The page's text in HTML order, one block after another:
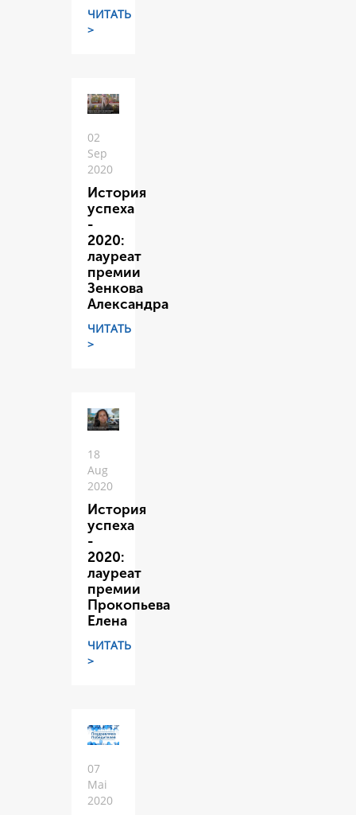
ЧИТАТЬ
>
02
Sep
2020
История
успеха
-
2020:
лауреат
премии
Зенкова
Александра
ЧИТАТЬ
>
18
Aug
2020
История
успеха
-
2020:
лауреат
премии
Прокопьева
Елена
ЧИТАТЬ
>
07
Mai
2020